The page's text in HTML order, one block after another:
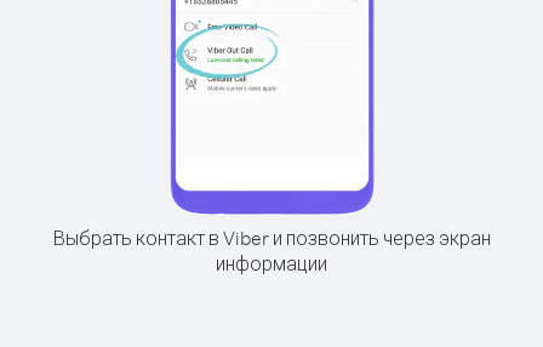
Выбрать контакт в Viber и позвонить через экран
информации